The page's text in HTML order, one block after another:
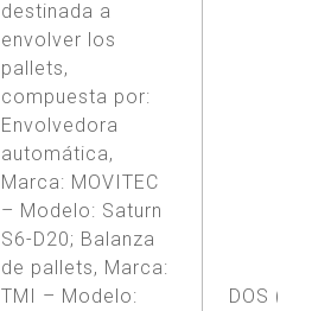
destinada a
envolver los
pallets,
compuesta por:
Envolvedora
automática,
Marca: MOVITEC
– Modelo: Saturn
S6-D20; Balanza
de pallets, Marca:
TMI – Modelo:
DOS (2)